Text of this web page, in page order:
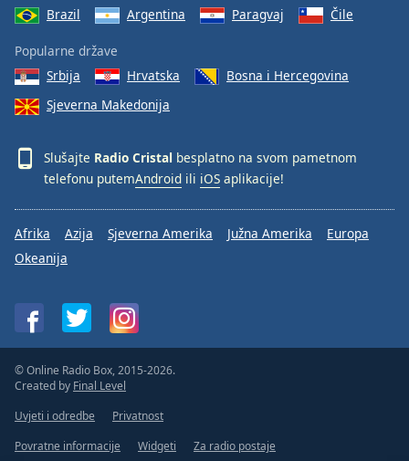
Brazil
Argentina Paragvaj Čile
Popularne države
Srbija
Hrvatska
Bosna i Hercegovina
Sjeverna Makedonija
Slušajte Radio Cristal besplatno na svom pametnom
telefonu putemAndroid ili iOS aplikacije!
Afrika Azija Sjeverna Amerika Južna Amerika
Europa
Okeanija
© Online Radio Box, 2015-2026.
Created by Final Level
Uvjeti i odredbe
Privatnost
Povratne informacije
Widgeti Za radio postaje